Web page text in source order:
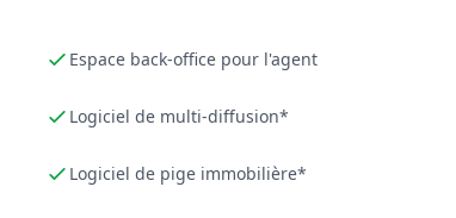
Espace back-office pour l'agent
Logiciel de multi-diffusion*
Logiciel de pige immobilière*